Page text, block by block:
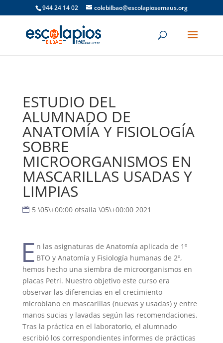
944 24 14 02 colebilbao@escolapiosemaus.org
ESTUDIO DEL
ALUMNADO DE
ANATOMÍA Y FISIOLOGÍA
SOBRE
MICROORGANISMOS EN
MASCARILLAS USADAS Y
LIMPIAS
5 \05\+00:00 otsaila \05\+00:00 2021
E n las asignaturas deAnatomía aplicada de 1º
BTO y Anatomía y Fisiología humanas de 2º,
hemos hecho una siembra de microorganismos en
placas Petri. Nuestro objetivo este curso era
observar las diferencias en el crecimiento
microbiano en mascarillas (nuevas y usadas) y entre
manos sucias y lavadas según las recomendaciones.
Tras la práctica en el laboratorio, el alumnado
escribió los correspondientes informes de prácticas